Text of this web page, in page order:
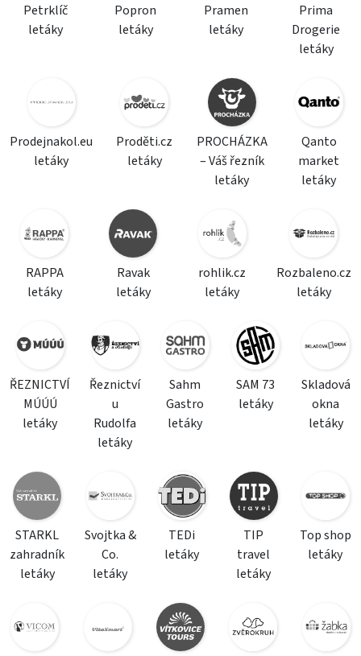
Petrklíč
letáky
Popron
letáky
Pramen
letáky
Prima
Drogerie
letáky
Prodejnakol.eu
letáky
Proděti.cz
letáky
PROCHÁZKA
– Váš řezník
letáky
Qanto
market
letáky
RAPPA
letáky
Ravak
letáky
rohlik.cz
letáky
Rozbaleno.cz
letáky
ŘEZNICTVÍ
MÚÚÚ
letáky
Řeznictví
u
Rudolfa
letáky
Sahm
Gastro
letáky
SAM 73
letáky
Skladová
okna
letáky
STARKL
zahradník
letáky
Svojtka &
Co.
letáky
TEDi
letáky
TIP
travel
letáky
Top shop
letáky